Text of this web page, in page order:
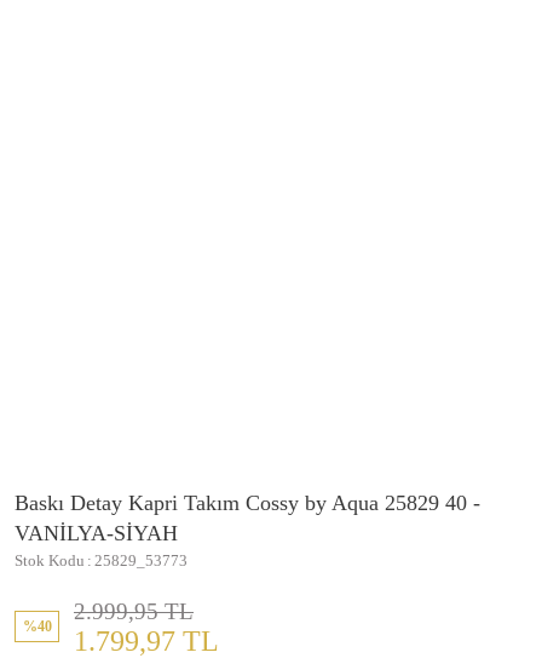
Baskı Detay Kapri Takım Cossy by Aqua 25829 40 -
VANİLYA-SİYAH
Stok Kodu 25829_53773
%40
2.999,95 TL
1.799,97 TL